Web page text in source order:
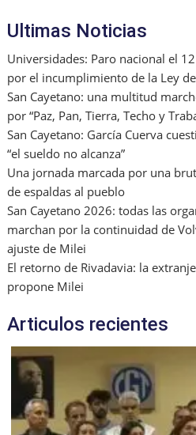
Ultimas Noticias
Universidades: Paro nacional el
por el incumplimiento de la Ley
San Cayetano: una multitud
por “Paz, Pan, Tierra, Techo y
San Cayetano: García Cuerva
“el sueldo no alcanza”
Una jornada marcada por una
de espaldas al pueblo
San Cayetano 2026: todas las
marchan por la continuidad de
ajuste de Milei
El retorno de Rivadavia: la
propone Milei
Articulos recientes